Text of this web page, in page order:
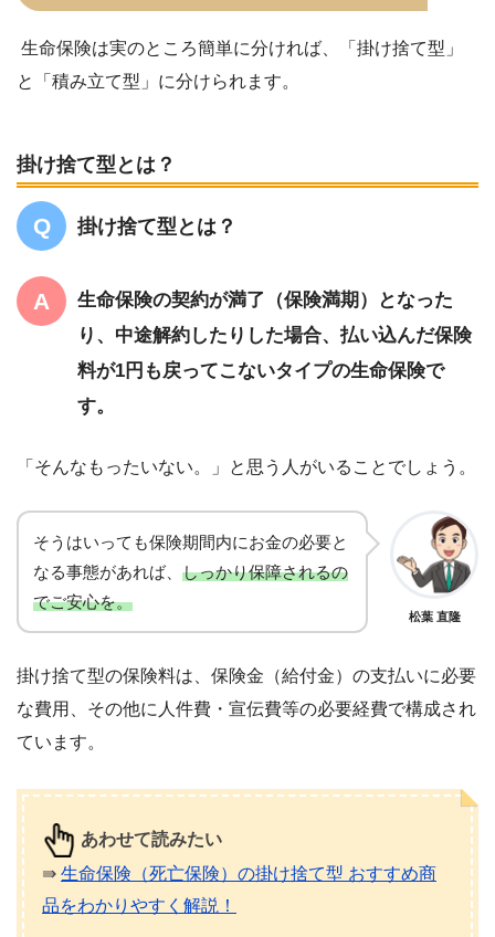
生命保険は実のところ簡単に分ければ、「掛け捨て型」
と「積み立て型」に分けられます。
掛け捨て型とは？
掛け捨て型とは？
生命保険の契約が満了（保険満期）となった
り、中途解約したりした場合、払い込んだ保険
料が1円も戻ってこないタイプの生命保険で
す。
「そんなもったいない。」と思う人がいることでしょう。
そうはいっても保険期間内にお金の必要と
なる事態があれば、 しっかり保障されるの
でご安心を。
松葉 直隆
掛け捨て型の保険料は、保険金（給付金）の支払いに必要
な費用、その他に人件費・宣伝費等の必要経費で構成され
ています。
あわせて読みたい
⇛ 生命保険（死亡保険）の掛け捨て型 おすすめ商
品をわかりやすく解説！